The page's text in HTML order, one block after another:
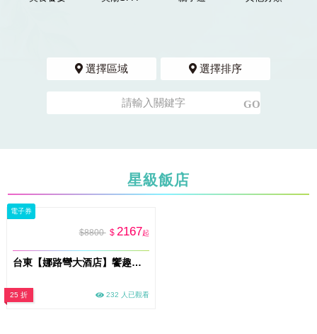
選擇區域 選擇排序
星級飯店
電子券
$8800 $ 2167起
台東【娜路彎大酒店】饗趣國民日-平日聯合住宿券MO26
25 折 232 人已觀看